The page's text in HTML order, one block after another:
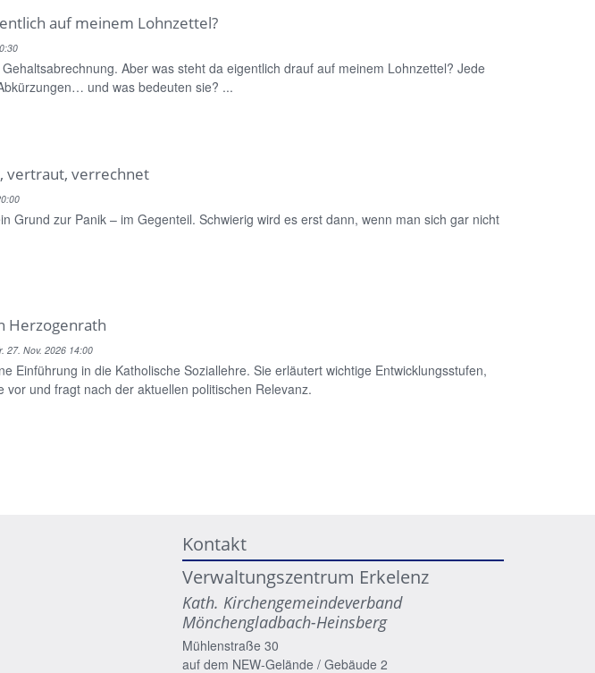
auf meinem Lohnzettel?
Aber was steht da eigentlich drauf auf meinem Lohnzettel? Jede
und was bedeuten sie? ...
vertraut, verrechnet
Grund zur Panik – im Gegenteil. Schwierig wird es erst dann, wenn man sich gar nicht
Herzogenrath
27. Nov. 2026 14:00
Einführung in die Katholische Soziallehre. Sie erläutert wichtige Entwicklungsstufen,
vor und fragt nach der aktuellen politischen Relevanz.
Kontakt
Verwaltungszentrum Erkelenz
Kath. Kirchengemeindeverband
Mönchengladbach-Heinsberg
Mühlenstraße 30
auf dem NEW-Gelände / Gebäude 2